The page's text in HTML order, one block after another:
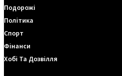
Подорожі
Політика
Спорт
Фінанси
Хобі Та Дозвілля